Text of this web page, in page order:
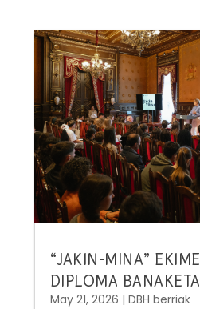
“JAKIN-MINA”
DIPLOMA BANAKETA
May 21, 2026 | DBH berriak